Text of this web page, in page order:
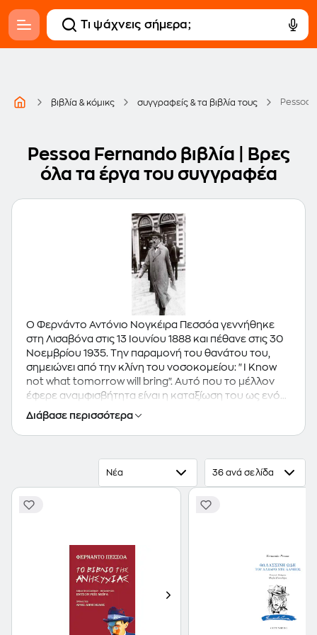
βιβλία & κόμικς συγγραφείς & τα βιβλία τους Pessoa
Pessoa Fernando βιβλία | Βρες
όλα τα έργα του συγγραφέα
Ο Φερνάντο Αντόνιο Νογκέιρα Πεσσόα γεννήθηκε
στη Λισαβόνα στις 13 Ιουνίου 1888 και πέθανε στις 30
Νοεμβρίου 1935. Την παραμονή του θανάτου του,
σημειώνει από την κλίνη του νοσοκομείου: "I Know
not what tomorrow will bring". Αυτό που το μέλλον
έφερε αναμφισβήτητα είναι η καταξίωση του ως ενός
από τους σημαντικότερους ποιητές του εικοστού
αιώνα. Ο Πεσσόα είναι ταυτόχρονα ποιητής και μύθος
ποιητικός. Έζησε τη ζωή του στα όρια της ανυπαρξίας,
του, ενός έργου ανολοκλήρωτου και πολλαπλού, το
στο περίφημο μπαούλο, εξασφαλίζοντας έτσι την
υστεροφημία του. Ελάχιστα γεγονότα συνθέτουν τη
βιοπορισμός ως αλληλογράφος σε εμπορικούς
οίκους, ένας λευκός έρωτας, πολλή μοναξιά. Η
πολυσχιδής ποιητική ζωή του βρίσκεται στους
αντίποδες της βιογραφίας του. Ο Πεσσόα, ο οποίος
υπογράφει το έργο του με το όνομα του αλλά και με
Διάβασε περισσότερα
Νέα 36 ανά σελίδα